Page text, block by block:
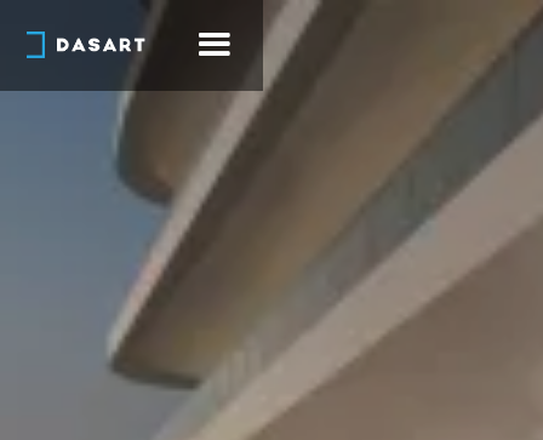
Apartamentos com aproximdamente 436m² e
cobertura duplex de 654m²